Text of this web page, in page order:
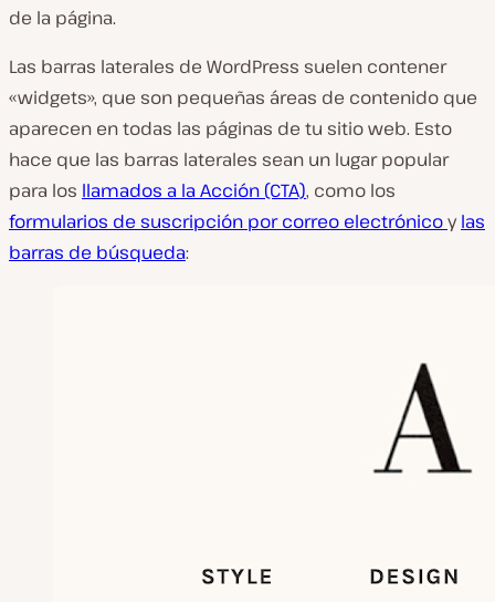
de la página.
Las barras laterales de WordPress suelen contener
«widgets», que son pequeñas áreas de contenido que
aparecen en todas las páginas de tu sitio web. Esto
hace que las barras laterales sean un lugar popular
para los llamados a la Acción (CTA), como los
formularios de suscripción por correo electrónicoylas
barras de búsqueda: